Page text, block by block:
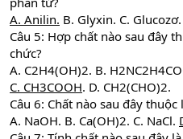
A. Anilin. B. Glyxin. C.
Câu 5: Hợp chất nào sau đây
chức?
A. C2H4(OH)2. B.
C. CH3COOH. D. CH2(CHO)2.
Câu 6: Chất nào sau đây
A. NaOH. B. Ca(OH)2. C. NaCl.